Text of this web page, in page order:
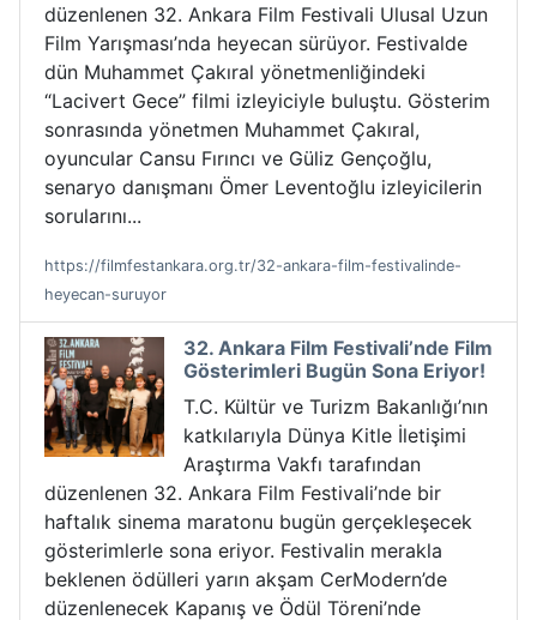
düzenlenen 32. Ankara Film Festivali Ulusal Uzun
Film Yarışması’nda heyecan sürüyor. Festivalde
dün Muhammet Çakıral yönetmenliğindeki
“Lacivert Gece” filmi izleyiciyle buluştu. Gösterim
sonrasında yönetmen Muhammet Çakıral,
oyuncular Cansu Fırıncı ve Güliz Gençoğlu,
senaryo danışmanı Ömer Leventoğlu izleyicilerin
sorularını...
https://filmfestankara.org.tr/32-ankara-film-festivalinde-
heyecan-suruyor
32. Ankara Film Festivali’nde Film
Gösterimleri Bugün Sona Eriyor!
T.C. Kültür ve Turizm Bakanlığı’nın
katkılarıyla Dünya Kitle İletişimi
Araştırma Vakfı tarafından
düzenlenen 32. Ankara Film Festivali’nde bir
haftalık sinema maratonu bugün gerçekleşecek
gösterimlerle sona eriyor. Festivalin merakla
beklenen ödülleri yarın akşam CerModern’de
düzenlenecek Kapanış ve Ödül Töreni’nde